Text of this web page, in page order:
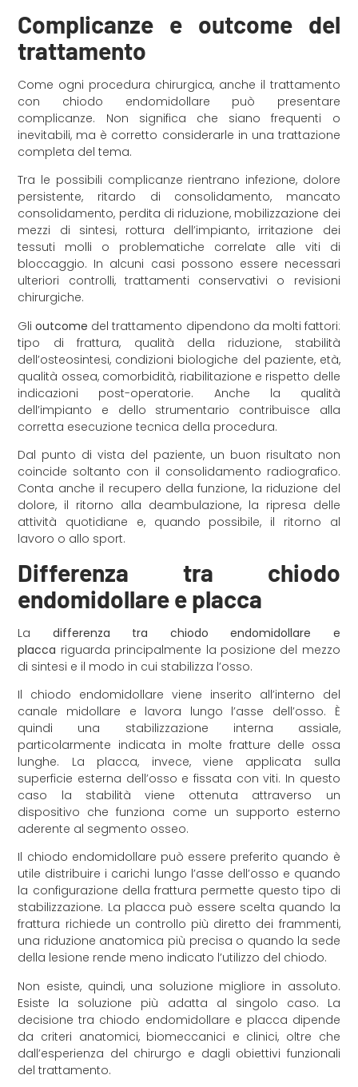
Complicanze e outcome del
trattamento
Come ogni procedura chirurgica, anche il trattamento
con chiodo endomidollare può presentare
complicanze. Non significa che siano frequenti o
inevitabili, ma è corretto considerarle in una trattazione
completa del tema.
Tra le possibili complicanze rientrano infezione, dolore
persistente, ritardo di consolidamento, mancato
consolidamento, perdita di riduzione, mobilizzazione dei
mezzi di sintesi, rottura dell’impianto, irritazione dei
tessuti molli o problematiche correlate alle viti di
bloccaggio. In alcuni casi possono essere necessari
ulteriori controlli, trattamenti conservativi o revisioni
chirurgiche.
Glioutcome del trattamento dipendono da molti fattori:
tipo di frattura, qualità della riduzione, stabilità
dell’osteosintesi, condizioni biologiche del paziente, età,
qualità ossea, comorbidità, riabilitazione e rispetto delle
indicazioni post-operatorie. Anche la qualità
dell’impianto e dello strumentario contribuisce alla
corretta esecuzione tecnica della procedura.
Dal punto di vista del paziente, un buon risultato non
coincide soltanto con il consolidamento radiografico.
Conta anche il recupero della funzione, la riduzione del
dolore, il ritorno alla deambulazione, la ripresa delle
attività quotidiane e, quando possibile, il ritorno al
lavoro o allo sport.
Differenza tra chiodo
endomidollare e placca
La differenza tra chiodo endomidollare e
placca riguarda principalmente la posizione del mezzo
di sintesi e il modo in cui stabilizza l’osso.
Il chiodo endomidollare viene inserito all’interno del
canale midollare e lavora lungo l’asse dell’osso. È
quindi una stabilizzazione interna assiale,
particolarmente indicata in molte fratture delle ossa
lunghe. La placca, invece, viene applicata sulla
superficie esterna dell’osso e fissata con viti. In questo
caso la stabilità viene ottenuta attraverso un
dispositivo che funziona come un supporto esterno
aderente al segmento osseo.
Il chiodo endomidollare può essere preferito quando è
utile distribuire i carichi lungo l’asse dell’osso e quando
la configurazione della frattura permette questo tipo di
stabilizzazione. La placca può essere scelta quando la
frattura richiede un controllo più diretto dei frammenti,
una riduzione anatomica più precisa o quando la sede
della lesione rende meno indicato l’utilizzo del chiodo.
Non esiste, quindi, una soluzione migliore in assoluto.
Esiste la soluzione più adatta al singolo caso. La
decisione tra chiodo endomidollare e placca dipende
da criteri anatomici, biomeccanici e clinici, oltre che
dall’esperienza del chirurgo e dagli obiettivi funzionali
del trattamento.